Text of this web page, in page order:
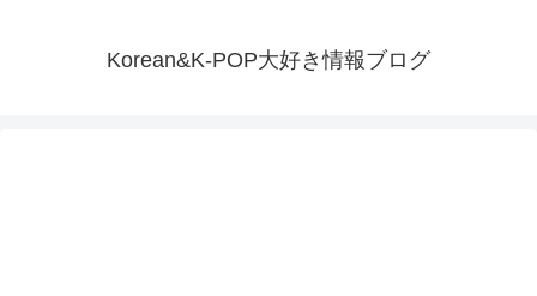
Korean&K-POP大好き情報ブログ